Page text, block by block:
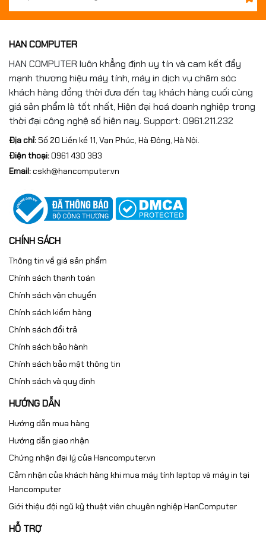
HAN COMPUTER
HAN COMPUTER luôn khẳng định uy tín và cam kết đẩy
mạnh thương hiệu máy tính, máy in dịch vụ chăm sóc
khách hàng đồng thời đưa đến tay khách hàng cuối cùng
giá sản phẩm là tốt nhất, Hiện đại hoá doanh nghiệp trong
thời đại công nghệ số hiện nay. Support: 0961.211.232
Địa chỉ:Số 20 Liền kề 11, Vạn Phúc, Hà Đông, Hà Nội.
Điện thoại:0961 430 383
Email:cskh@hancomputer.vn
CHÍNH SÁCH
Thông tin về giá sản phẩm
Chính sách thanh toán
Chính sách vận chuyển
Chính sách kiểm hàng
Chính sách đổi trả
Chính sách bảo hành
Chính sách bảo mật thông tin
Chính sách và quy định
HƯỚNG DẪN
Hướng dẫn mua hàng
Hướng dẫn giao nhận
Chứng nhận đại lý của Hancomputer.vn
Cảm nhận của khách hàng khi mua máy tính laptop và máy in tại
Hancomputer
Giới thiệu đội ngũ kỹ thuật viên chuyên nghiệp HanComputer
HỖ TRỢ